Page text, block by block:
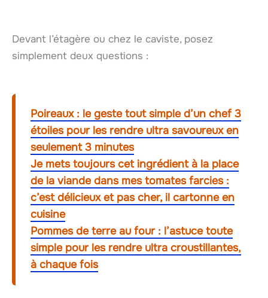
Devant l’étagère ou chez le caviste, posez
simplement deux questions :
Poireaux : le geste tout simple d’un chef 3
étoiles pour les rendre ultra savoureux en
seulement 3 minutes
Je mets toujours cet ingrédient à la place
de la viande dans mes tomates farcies :
c’est délicieux et pas cher, il cartonne en
cuisine
Pommes de terre au four : l’astuce toute
simple pour les rendre ultra croustillantes,
à chaque fois